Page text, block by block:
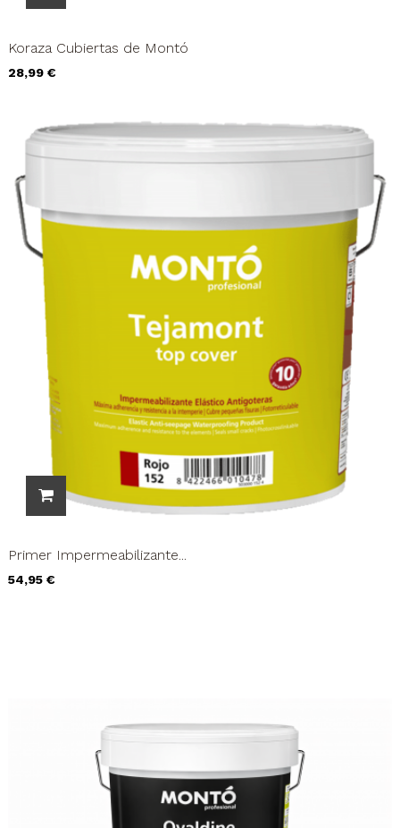
Koraza Cubiertas de Montó
Precio
28,99 €
Primer Impermeabilizante...
Precio
54,95 €